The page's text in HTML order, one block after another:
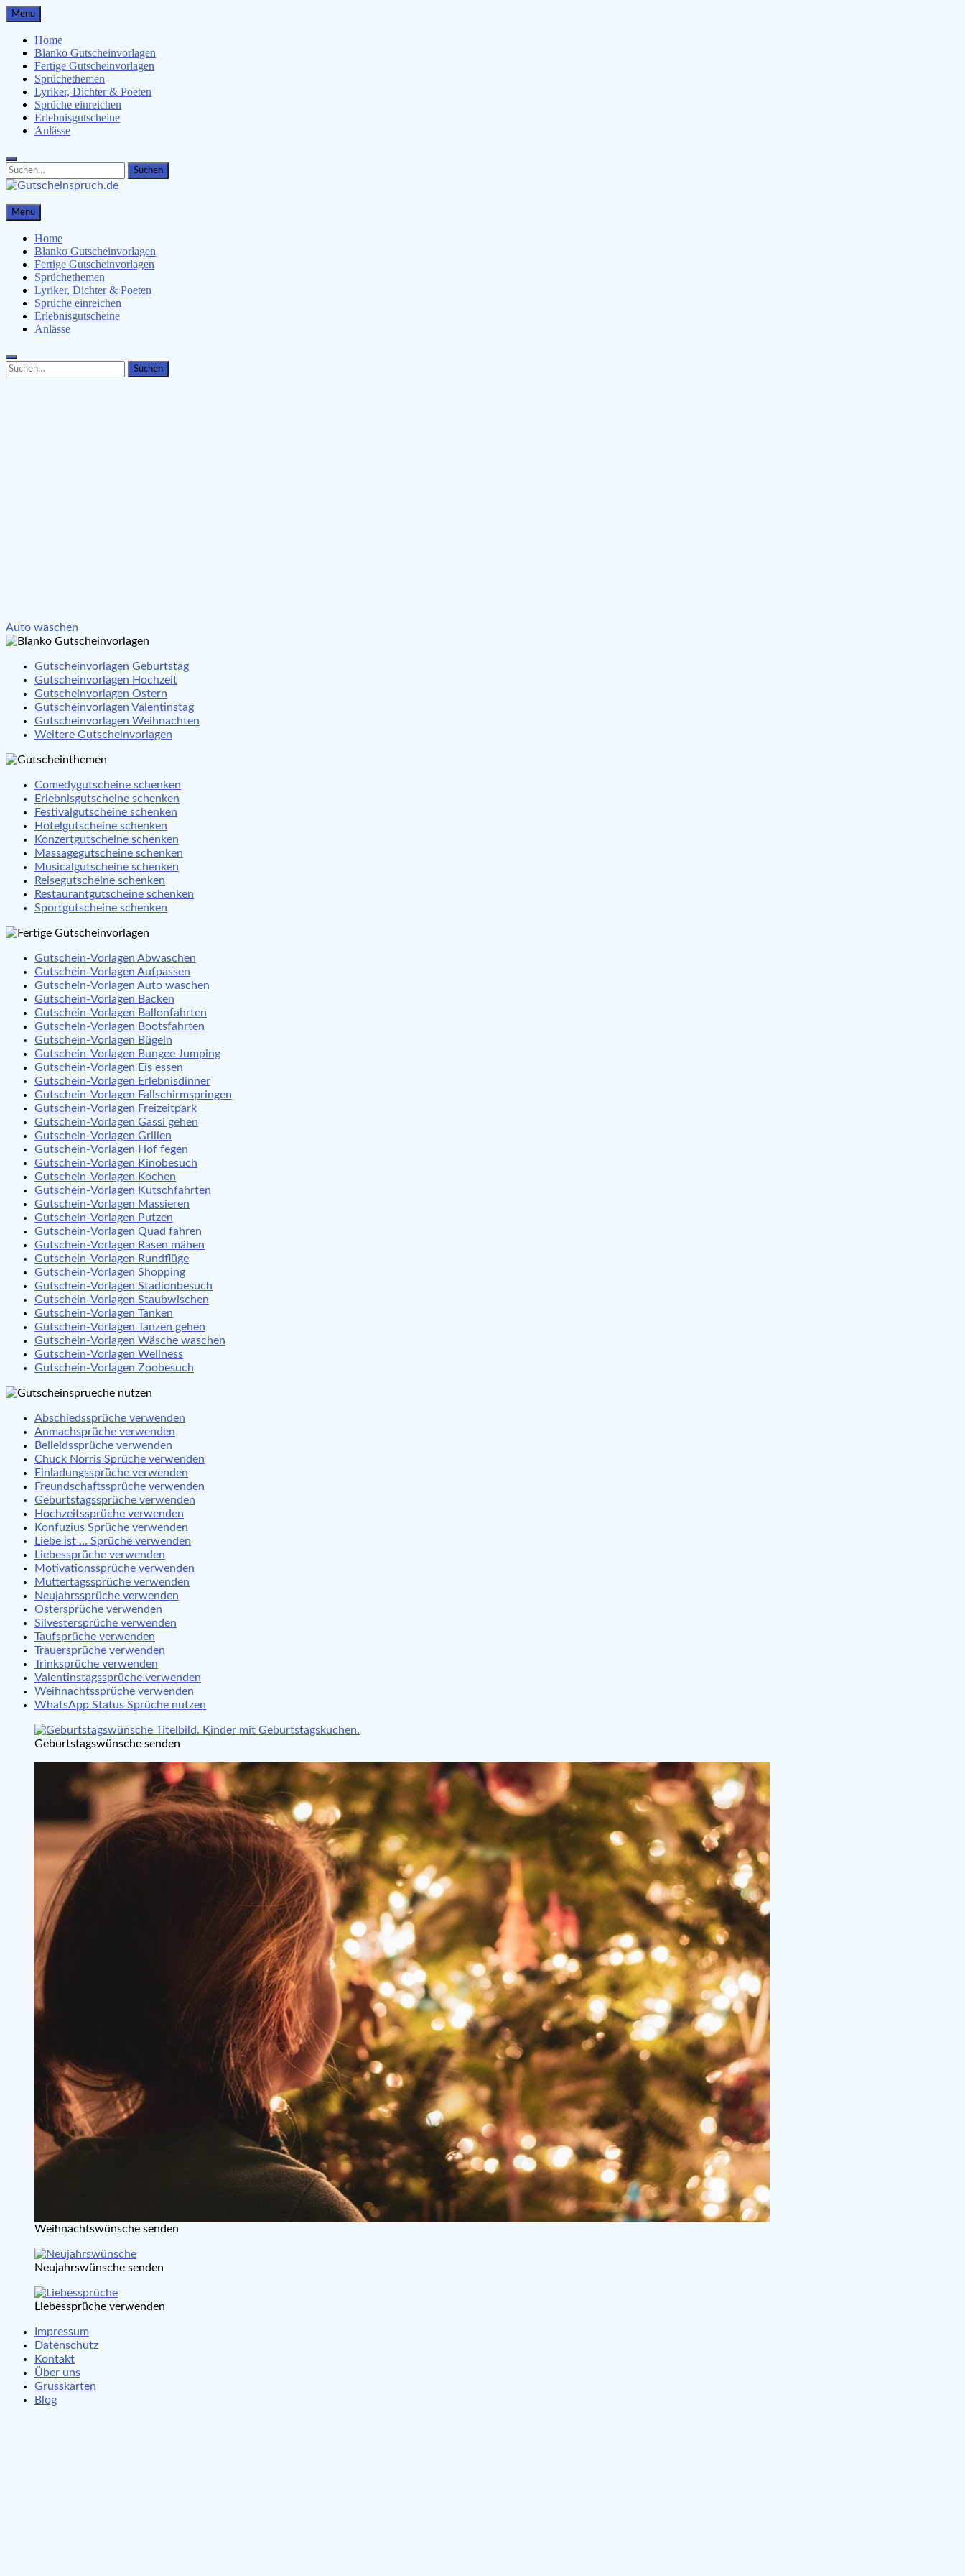
Skip
to
content
Menu
Home
Blanko Gutscheinvorlagen
Fertige Gutscheinvorlagen
Sprüchethemen
Lyriker, Dichter & Poeten
Sprüche einreichen
Erlebnisgutscheine
Anlässe
Search
for:
Search
Gutscheinspruch.de
Gutscheinsprüche & Gutscheinvorlagen finden
Menu
Home
Blanko Gutscheinvorlagen
Fertige Gutscheinvorlagen
Sprüchethemen
Lyriker, Dichter & Poeten
Sprüche einreichen
Erlebnisgutscheine
Anlässe
Search
for:
Search
Beitragsnavigation
Auto waschen
Gutscheinvorlagen Geburtstag
Gutscheinvorlagen Hochzeit
Gutscheinvorlagen Ostern
Gutscheinvorlagen Valentinstag
Gutscheinvorlagen Weihnachten
Weitere Gutscheinvorlagen
Comedygutscheine schenken
Erlebnisgutscheine schenken
Festivalgutscheine schenken
Hotelgutscheine schenken
Konzertgutscheine schenken
Massagegutscheine schenken
Musicalgutscheine schenken
Reisegutscheine schenken
Restaurantgutscheine schenken
Sportgutscheine schenken
Gutschein-Vorlagen Abwaschen
Gutschein-Vorlagen Aufpassen
Gutschein-Vorlagen Auto waschen
Gutschein-Vorlagen Backen
Gutschein-Vorlagen Ballonfahrten
Gutschein-Vorlagen Bootsfahrten
Gutschein-Vorlagen Bügeln
Gutschein-Vorlagen Bungee Jumping
Gutschein-Vorlagen Eis essen
Gutschein-Vorlagen Erlebnisdinner
Gutschein-Vorlagen Fallschirmspringen
Gutschein-Vorlagen Freizeitpark
Gutschein-Vorlagen Gassi gehen
Gutschein-Vorlagen Grillen
Gutschein-Vorlagen Hof fegen
Gutschein-Vorlagen Kinobesuch
Gutschein-Vorlagen Kochen
Gutschein-Vorlagen Kutschfahrten
Gutschein-Vorlagen Massieren
Gutschein-Vorlagen Putzen
Gutschein-Vorlagen Quad fahren
Gutschein-Vorlagen Rasen mähen
Gutschein-Vorlagen Rundflüge
Gutschein-Vorlagen Shopping
Gutschein-Vorlagen Stadionbesuch
Gutschein-Vorlagen Staubwischen
Gutschein-Vorlagen Tanken
Gutschein-Vorlagen Tanzen gehen
Gutschein-Vorlagen Wäsche waschen
Gutschein-Vorlagen Wellness
Gutschein-Vorlagen Zoobesuch
Abschiedssprüche verwenden
Anmachsprüche verwenden
Beileidssprüche verwenden
Chuck Norris Sprüche verwenden
Einladungssprüche verwenden
Freundschaftssprüche verwenden
Geburtstagssprüche verwenden
Hochzeitssprüche verwenden
Konfuzius Sprüche verwenden
Liebe ist … Sprüche verwenden
Liebessprüche verwenden
Motivationssprüche verwenden
Muttertagssprüche verwenden
Neujahrssprüche verwenden
Ostersprüche verwenden
Silvestersprüche verwenden
Taufsprüche verwenden
Trauersprüche verwenden
Trinksprüche verwenden
Valentinstagssprüche verwenden
Weihnachtssprüche verwenden
WhatsApp Status Sprüche nutzen
Geburtstagswünsche senden
Weihnachtswünsche senden
Neujahrswünsche senden
Liebessprüche verwenden
Impressum
Datenschutz
Kontakt
Über uns
Grusskarten
Blog